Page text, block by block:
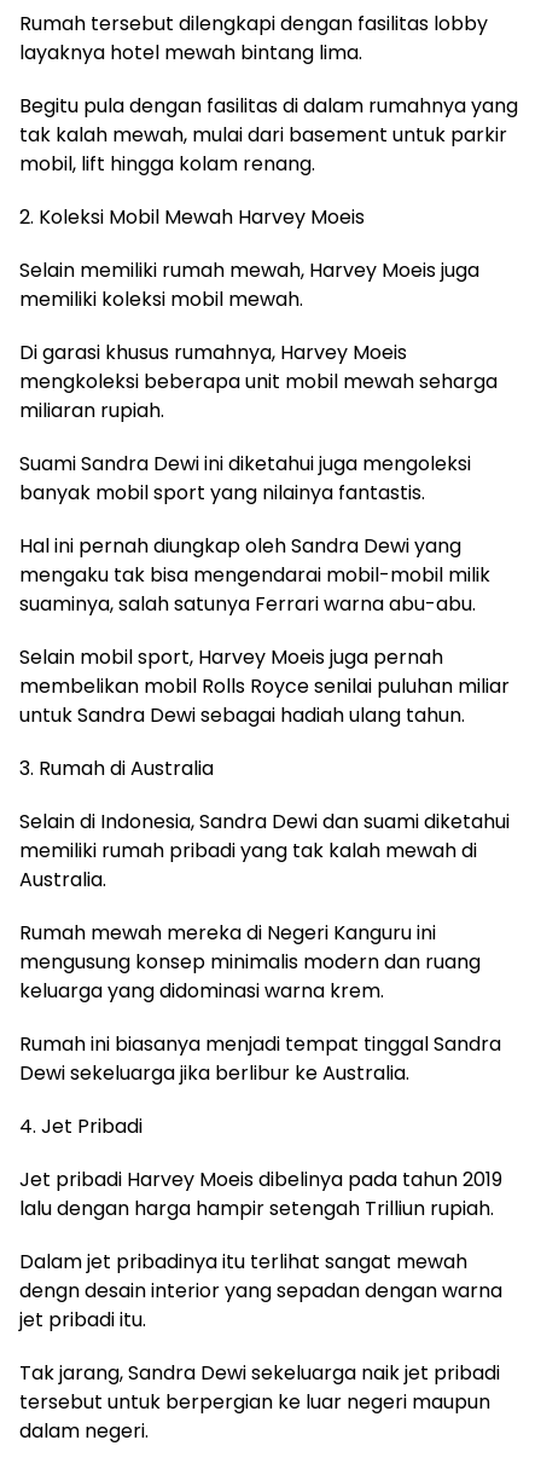
Rumah tersebut dilengkapi dengan fasilitas lobby
layaknya hotel mewah bintang lima.
Begitu pula dengan fasilitas di dalam rumahnya yang
tak kalah mewah, mulai dari basement untuk parkir
mobil, lift hingga kolam renang.
2. Koleksi Mobil Mewah Harvey Moeis
Selain memiliki rumah mewah, Harvey Moeis juga
memiliki koleksi mobil mewah.
Di garasi khusus rumahnya, Harvey Moeis
mengkoleksi beberapa unit mobil mewah seharga
miliaran rupiah.
Suami Sandra Dewi ini diketahui juga mengoleksi
banyak mobil sport yang nilainya fantastis.
Hal ini pernah diungkap oleh Sandra Dewi yang
mengaku tak bisa mengendarai mobil-mobil milik
suaminya, salah satunya Ferrari warna abu-abu.
Selain mobil sport, Harvey Moeis juga pernah
membelikan mobil Rolls Royce senilai puluhan miliar
untuk Sandra Dewi sebagai hadiah ulang tahun.
3. Rumah di Australia
Selain di Indonesia, Sandra Dewi dan suami diketahui
memiliki rumah pribadi yang tak kalah mewah di
Australia.
Rumah mewah mereka di Negeri Kanguru ini
mengusung konsep minimalis modern dan ruang
keluarga yang didominasi warna krem.
Rumah ini biasanya menjadi tempat tinggal Sandra
Dewi sekeluarga jika berlibur ke Australia.
4. Jet Pribadi
Jet pribadi Harvey Moeis dibelinya pada tahun 2019
lalu dengan harga hampir setengah Trilliun rupiah.
Dalam jet pribadinya itu terlihat sangat mewah
dengn desain interior yang sepadan dengan warna
jet pribadi itu.
Tak jarang, Sandra Dewi sekeluarga naik jet pribadi
tersebut untuk berpergian ke luar negeri maupun
dalam negeri.